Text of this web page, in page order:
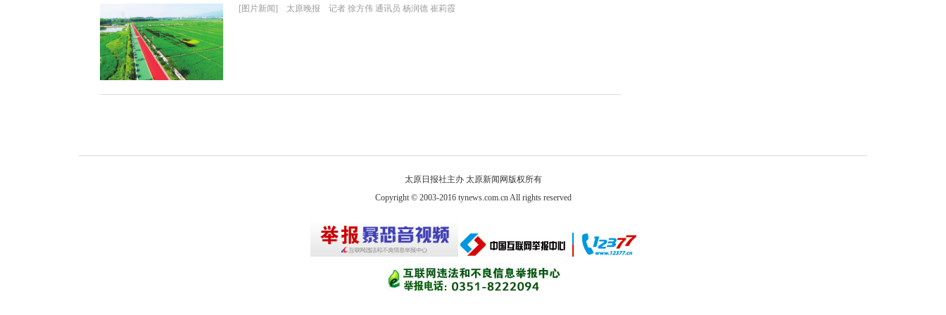
[图片新闻] 太原晚报 记者 徐方伟 通讯员 杨润德 崔莉霞
太原日报社主办 太原新闻网版权所有
Copyright © 2003-2016 tynews.com.cn All rights reserved